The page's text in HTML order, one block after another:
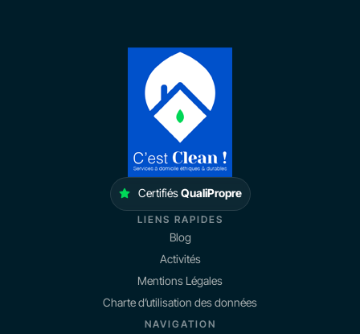
CertifiésQualiPropre
LIENS RAPIDES
Blog
Activités
Mentions Légales
Charte d’utilisation des données
NAVIGATION